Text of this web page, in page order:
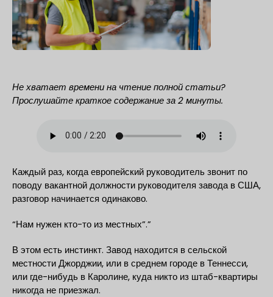
Не хватает времени на чтение полной статьи?
Прослушайте краткое содержание за 2 минуты.
Каждый раз, когда европейский руководитель звонит по
поводу вакантной должности руководителя завода в США,
разговор начинается одинаково.
“Нам нужен кто-то из местных”.”
В этом есть инстинкт. Завод находится в сельской
местности Джорджии, или в среднем городе в Теннесси,
или где-нибудь в Каролине, куда никто из штаб-квартиры
никогда не приезжал.